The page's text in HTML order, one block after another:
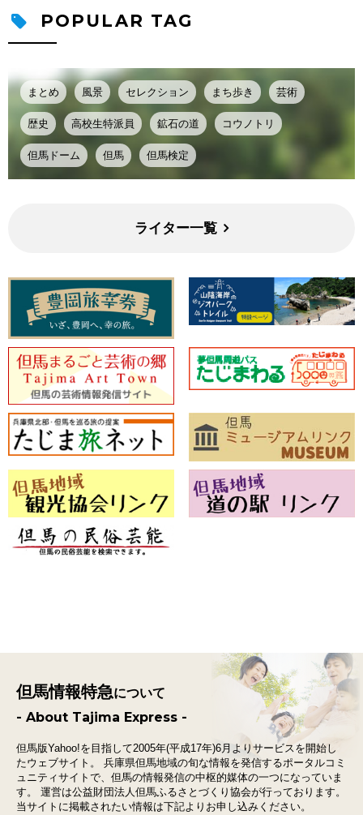
POPULAR TAG
まとめ 風景 セレクション まち歩き 芸術
歴史 高校生特派員 鉱石の道 コウノトリ
但馬ドーム 但馬 但馬検定
ライター一覧
但馬情報特急について
- About Tajima Express -
但馬版Yahoo!を目指して2005年(平成17年)6月よりサービスを開始し
たウェブサイト。
兵庫県但馬地域の旬な情報を発信するポータルコミ
ュニティサイトで、 但馬の情報発信の中枢的媒体の一つになっていま
す。
運営は公益財団法人但馬ふるさとづくり協会が行っております。
当サイトに掲載されたい情報は下記よりお申し込みください。